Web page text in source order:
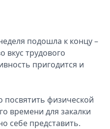
подошла к концу –
вкус трудового
пригодится и
физической
времени для закалки
себе представить.